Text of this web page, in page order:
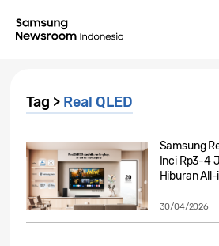
Tag > Real QLED
Samsung
Inci Rp3-4
Hiburan
30/04/2026